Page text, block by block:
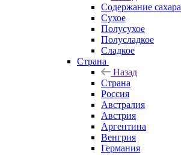
Содержание сахара
Сухое
Полусухое
Полусладкое
Сладкое
Страна
Назад
Страна
Россия
Австралия
Австрия
Аргентина
Венгрия
Германия